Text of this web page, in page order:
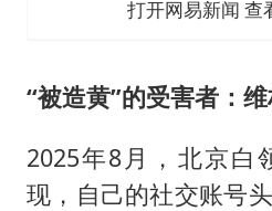
打开网易新闻 查
“被造黄”的受害者：
2025年8月，北京白
现，自己的社交账号